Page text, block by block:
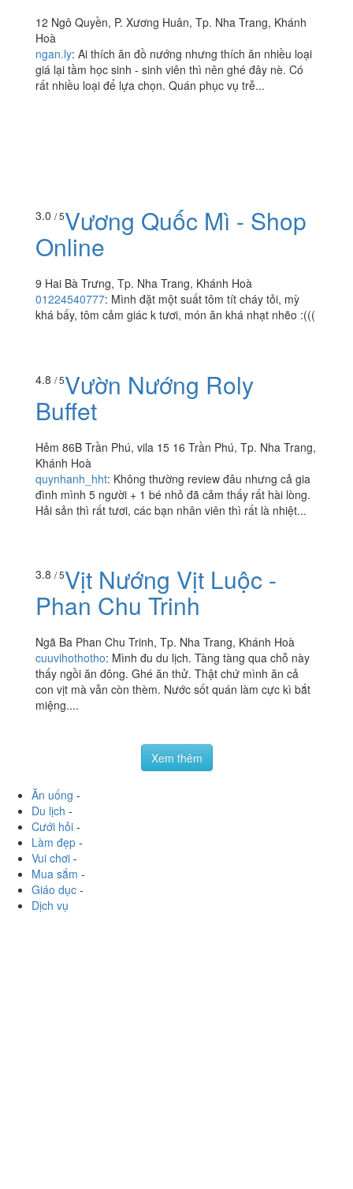
12 Ngô Quyền, P. Xương Huân, Tp. Nha Trang, Khánh
Hoà
ngan.ly: Ai thích ăn đồ nướng nhưng thích ăn nhiều loại
giá lại tầm học sinh - sinh viên thì nên ghé đây nè. Có
rất nhiều loại để lựa chọn. Quán phục vụ trễ...
3.0 / 5Vương Quốc Mì - Shop
Online
9 Hai Bà Trưng, Tp. Nha Trang, Khánh Hoà
01224540777: Mình đặt một suất tôm tít cháy tỏi, mỳ
khá bấy, tôm cảm giác k tươi, món ăn khá nhạt nhẽo :(((
4.8/ 5Vườn Nướng Roly
Buffet
Hẻm 86B Trần Phú, vila 15 16 Trần Phú, Tp. Nha Trang,
Hải sản thì rất tươi, các bạn nhân viên thì rất là nhiệt...
3.8/ 5Vịt Nướng Vịt Luộc -
Phan Chu Trinh
cuuvihothotho
thấy ngồi ăn đông. Ghé ăn thử. Thật chứ mình ăn cả
con vịt mà vẫn còn thèm. Nước sốt quán làm cực kì bắt
miệng....